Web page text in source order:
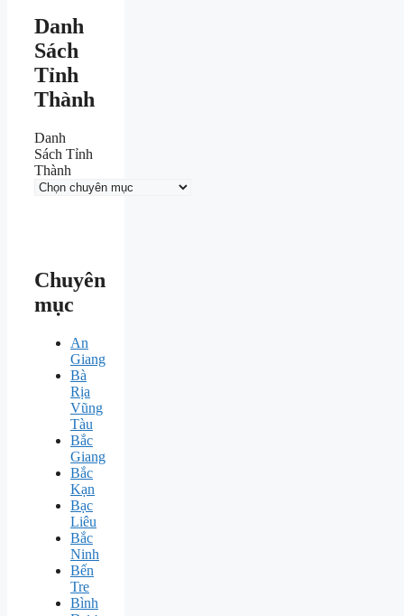
Danh
Sách
Tỉnh
Thành
Danh
Sách Tỉnh
Thành
Chuyên
mục
An
Giang
Bà
Rịa
Vũng
Tàu
Bắc
Giang
Bắc
Kạn
Bạc
Liêu
Bắc
Ninh
Bến
Tre
Bình